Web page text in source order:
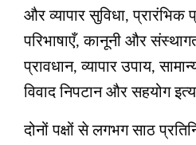
और व्यापार सुविधा, प्रारंभिक
परिभाषाएँ, कानूनी और
प्रावधान, व्यापार उपाय,
विवाद निपटान और सहयोग
दोनों पक्षों से लगभग साठ